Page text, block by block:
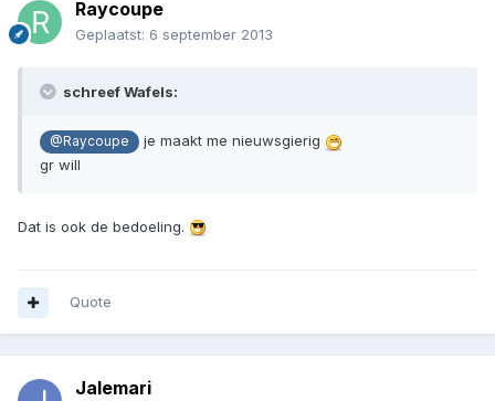
Raycoupe
Geplaatst: 6 september 2013
schreef Wafels:
@Raycoupe
je maakt me nieuwsgierig
gr will
Dat is ook de bedoeling.
Quote
Jalemari